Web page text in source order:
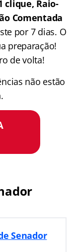
clique, Raio-
Comentada
por 7 dias. O
preparação!
de volta!
não estão
Senador